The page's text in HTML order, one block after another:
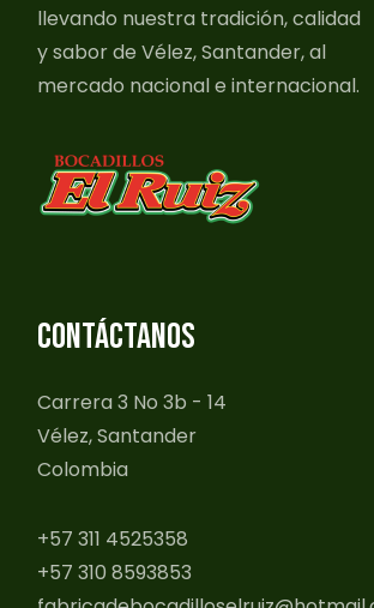
llevando nuestra tradición, calidad
y sabor de Vélez, Santander, al
mercado nacional e internacional.
CONTÁCTANOS
Carrera 3 No 3b - 14
Vélez, Santander
Colombia
+57 311 4525358
+57 310 8593853